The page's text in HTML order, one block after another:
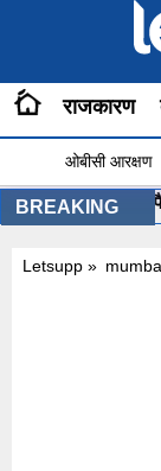
राजकारण
ओबीसी आरक्षण
BREAKING
Letsupp »